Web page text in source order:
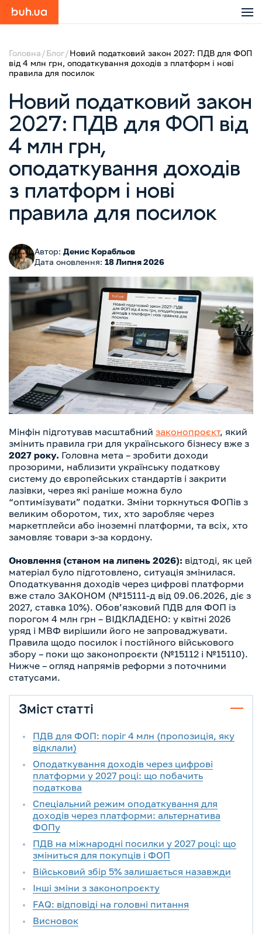
Головна Блог Новий податковий закон 2027: ПДВ для ФОП
від 4 млн грн, оподаткування доходів з платформ і нові
правила для посилок
Новий податковий закон
2027: ПДВ для ФОП від
4 млн грн,
оподаткування доходів
з платформ і нові
правила для посилок
Автор: Денис Корабльов
Дата оновлення: 18 Липня 2026
Мінфін підготував масштабний законопроєкт, який
змінить правила гри для українського бізнесу вже з
2027 року. Головна мета – зробити доходи
прозорими, наблизити українську податкову
систему до європейських стандартів і закрити
лазівки, через які раніше можна було
“оптимізувати” податки. Зміни торкнуться ФОПів з
великим оборотом, тих, хто заробляє через
маркетплейси або іноземні платформи, та всіх, хто
замовляє товари з-за кордону.
Оновлення (станом на липень 2026): відтоді, як цей
матеріал було підготовлено, ситуація змінилася.
Оподаткування доходів через цифрові платформи
вже стало ЗАКОНОМ (№15111-д від 09.06.2026, діє з
2027, ставка 10%). Обов’язковий ПДВ для ФОП із
порогом 4 млн грн – ВІДКЛАДЕНО: у квітні 2026
уряд і МВФ вирішили його не запроваджувати.
Правила щодо посилок і постійного військового
збору – поки що законопроєкти (№15112 і №15110).
Нижче – огляд напрямів реформи з поточними
статусами.
Зміст статті
ПДВ для ФОП: поріг 4 млн (пропозиція, яку
відклали)
Оподаткування доходів через цифрові
платформи у 2027 році: що побачить
податкова
Спеціальний режим оподаткування для
доходів через платформи: альтернатива
ФОПу
ПДВ на міжнародні посилки у 2027 році: що
зміниться для покупців і ФОП
Військовий збір 5% залишається назавжди
Інші зміни з законопроєкту
FAQ: відповіді на головні питання
Висновок